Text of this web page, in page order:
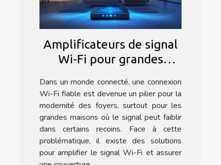
Amplificateurs de signal
Wi-Fi pour grandes
astuces pour couvrir tous
les angles
Dans un monde connecté, une connexion
Wi-Fi fiable est devenue un pilier pour la
modernité des foyers, surtout pour les
grandes maisons où le signal peut faiblir
dans certains recoins. Face à cette
problématique, il existe des solutions
pour amplifier le signal Wi-Fi et assurer